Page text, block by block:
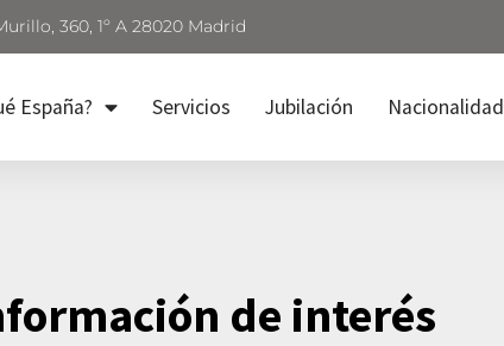
360, 1º A 28020 Madrid
España? Servicios Jubilación Nacionalidad
de interés